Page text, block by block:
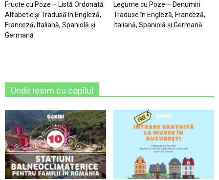
Fructe cu Poze – Listă Ordonată
Alfabetic şi Tradusă în Engleză,
Franceză, Italiană, Spaniolă şi
Germană
Legume cu Poze – Denumiri
Traduse în Engleză, Franceză,
Italiană, Spaniolă şi Germană
Unde iesim cu copilul